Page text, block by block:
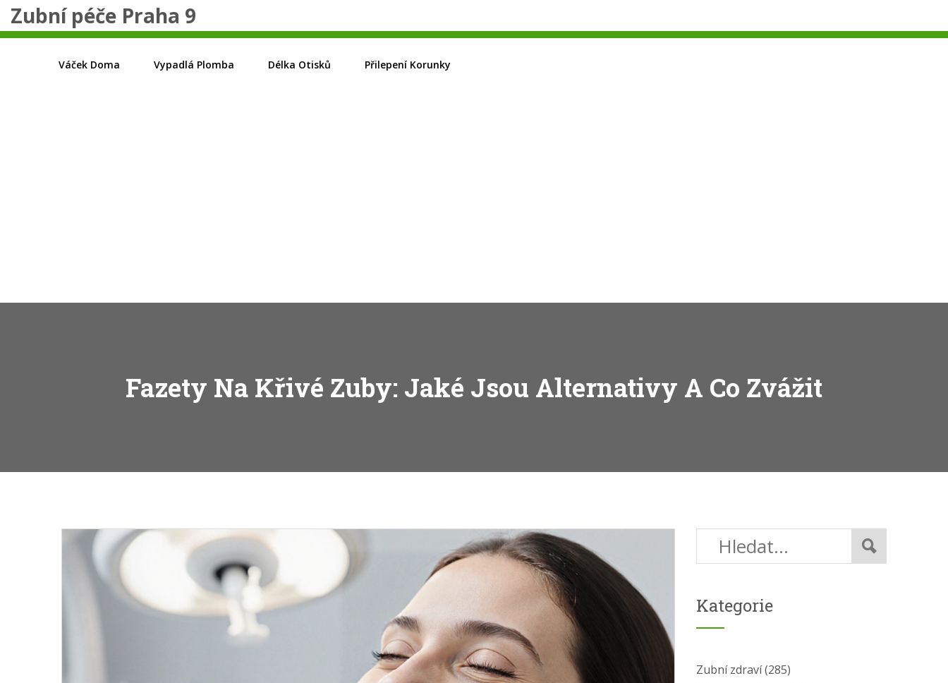
Zubní péče Praha 9
Váček Doma Vypadlá Plomba Délka Otisků Přilepení Korunky
Fazety Na Křivé Zuby: Jaké Jsou Alternativy A Co Zvážit
Kategorie
Zubní zdraví(285)